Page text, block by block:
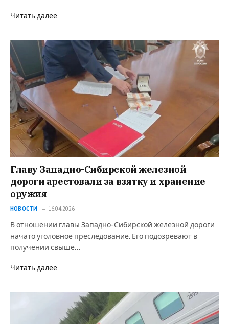
Читать далее
Главу Западно-Сибирской железной
дороги арестовали за взятку и хранение
оружия
НОВОСТИ 16.04.2026
В отношении главы Западно-Сибирской железной дороги
начато уголовное преследование. Его подозревают в
получении свыше…
Читать далее